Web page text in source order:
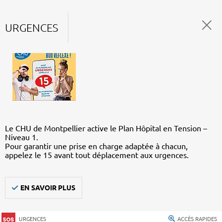
URGENCES
Le CHU de Montpellier active le Plan Hôpital en Tension –
Niveau 1.
Pour garantir une prise en charge adaptée à chacun,
appelez le 15 avant tout déplacement aux urgences.
EN SAVOIR PLUS
URGENCES ACCÈS RAPIDES